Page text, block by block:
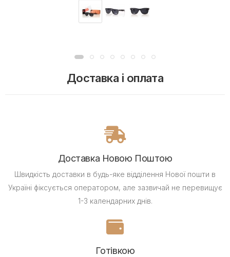
Доставка і оплата
Доставка Новою Поштою
Швидкість доставки в будь-яке відділення Нової пошти в
Україні фіксується оператором, але зазвичай не перевищує
1-3 календарних днів.
Готівкою